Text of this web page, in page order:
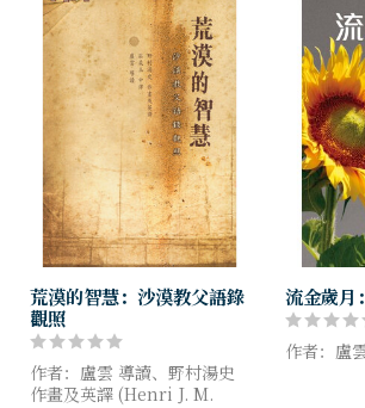
荒漠的智慧：沙漠教父語錄
觀照
作者：盧雲 導讀、野村湯史
作畫及英譯 (Henri J. M.
流金歲月
作者：盧